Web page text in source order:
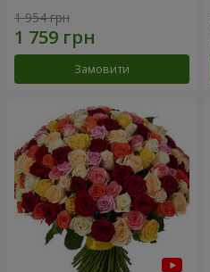
1 954 грн
Замовити